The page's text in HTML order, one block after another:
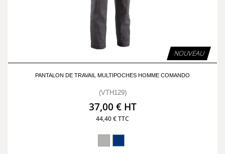
NOUVEAU
PANTALON DE TRAVAIL MULTIPOCHES HOMME COMANDO
(VTH129)
37,00 € HT
44,40 € TTC